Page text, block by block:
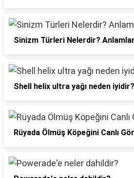
Sinizm Türleri Nelerdir?
Shell helix ultra yağı neden iyidir?
Rüyada Ölmüş Köpeğini Canlı